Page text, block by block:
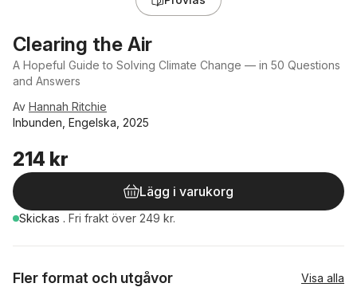
Clearing the Air
A Hopeful Guide to Solving Climate Change — in 50 Questions
and Answers
Av Hannah Ritchie
Inbunden, Engelska, 2025
214 kr
Lägg i varukorg
Skickas . Fri frakt över 249 kr.
Fler format och utgåvor Visa alla